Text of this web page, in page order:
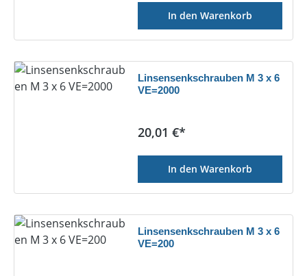
In den Warenkorb
Linsensenkschrauben M 3 x 6
VE=2000
Regulärer Preis:
20,01 €*
In den Warenkorb
Linsensenkschrauben M 3 x 6
VE=200